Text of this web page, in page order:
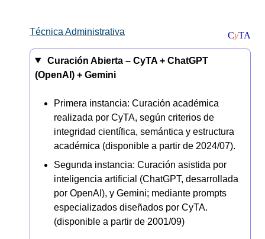
CyTA
Técnica Administrativa
Curación Abierta – CyTA+ ChatGPT
(OpenAI) + Gemini
Primera instancia: Curación académica
realizada por CyTA, según criterios de
integridad científica, semántica y estructura
académica (disponible a partir de 2024/07).
Segunda instancia: Curación asistida por
inteligencia artificial (ChatGPT, desarrollada
por OpenAI), y Gemini; mediante prompts
especializados diseñados por CyTA.
(disponible a partir de 2001/09)